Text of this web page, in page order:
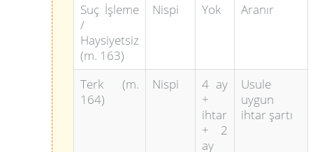
Suç İşleme
/
Haysiyetsiz
(m. 163)
Nispi Yok Aranır
Terk (m.
164)
Nispi
4 ay
+
ihtar
+ 2
ay
Usule
uygun
ihtar şartı